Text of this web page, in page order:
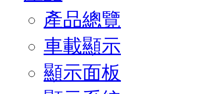
產品總覽
車載顯示
顯示面板